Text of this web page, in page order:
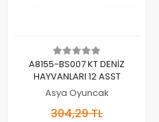
Sepete Ekle
A8155-BS007 KT DENİZ
HAYVANLARI 12 ASST
Asya Oyuncak
304,29 TL